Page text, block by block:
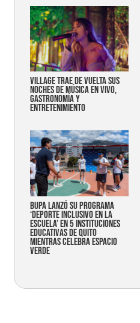
Village trae de vuelta sus
noches de música en vivo,
gastronomía y
entretenimiento
Bupa lanzó su programa
‘Deporte Inclusivo en la
Escuela’ en 5 instituciones
educativas de Quito
mientras celebra espacio
verde